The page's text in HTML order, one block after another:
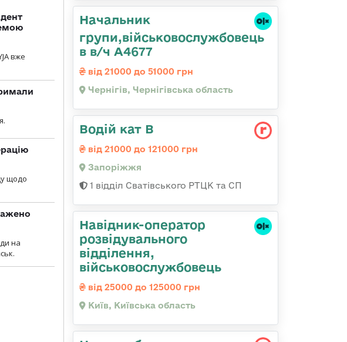
вже
щодо
на
Начальник
групи,військовослужбовець
в в/ч А4677
від 21000 до 51000 грн
Чернігів, Чернігівська область
Водій кат В
від 21000 до 121000 грн
Запоріжжя
1 відділ Сватівського РТЦК та СП
Навідник-оператор
розвідувального
відділення,
військовослужбовець
від 25000 до 125000 грн
Київ, Київська область